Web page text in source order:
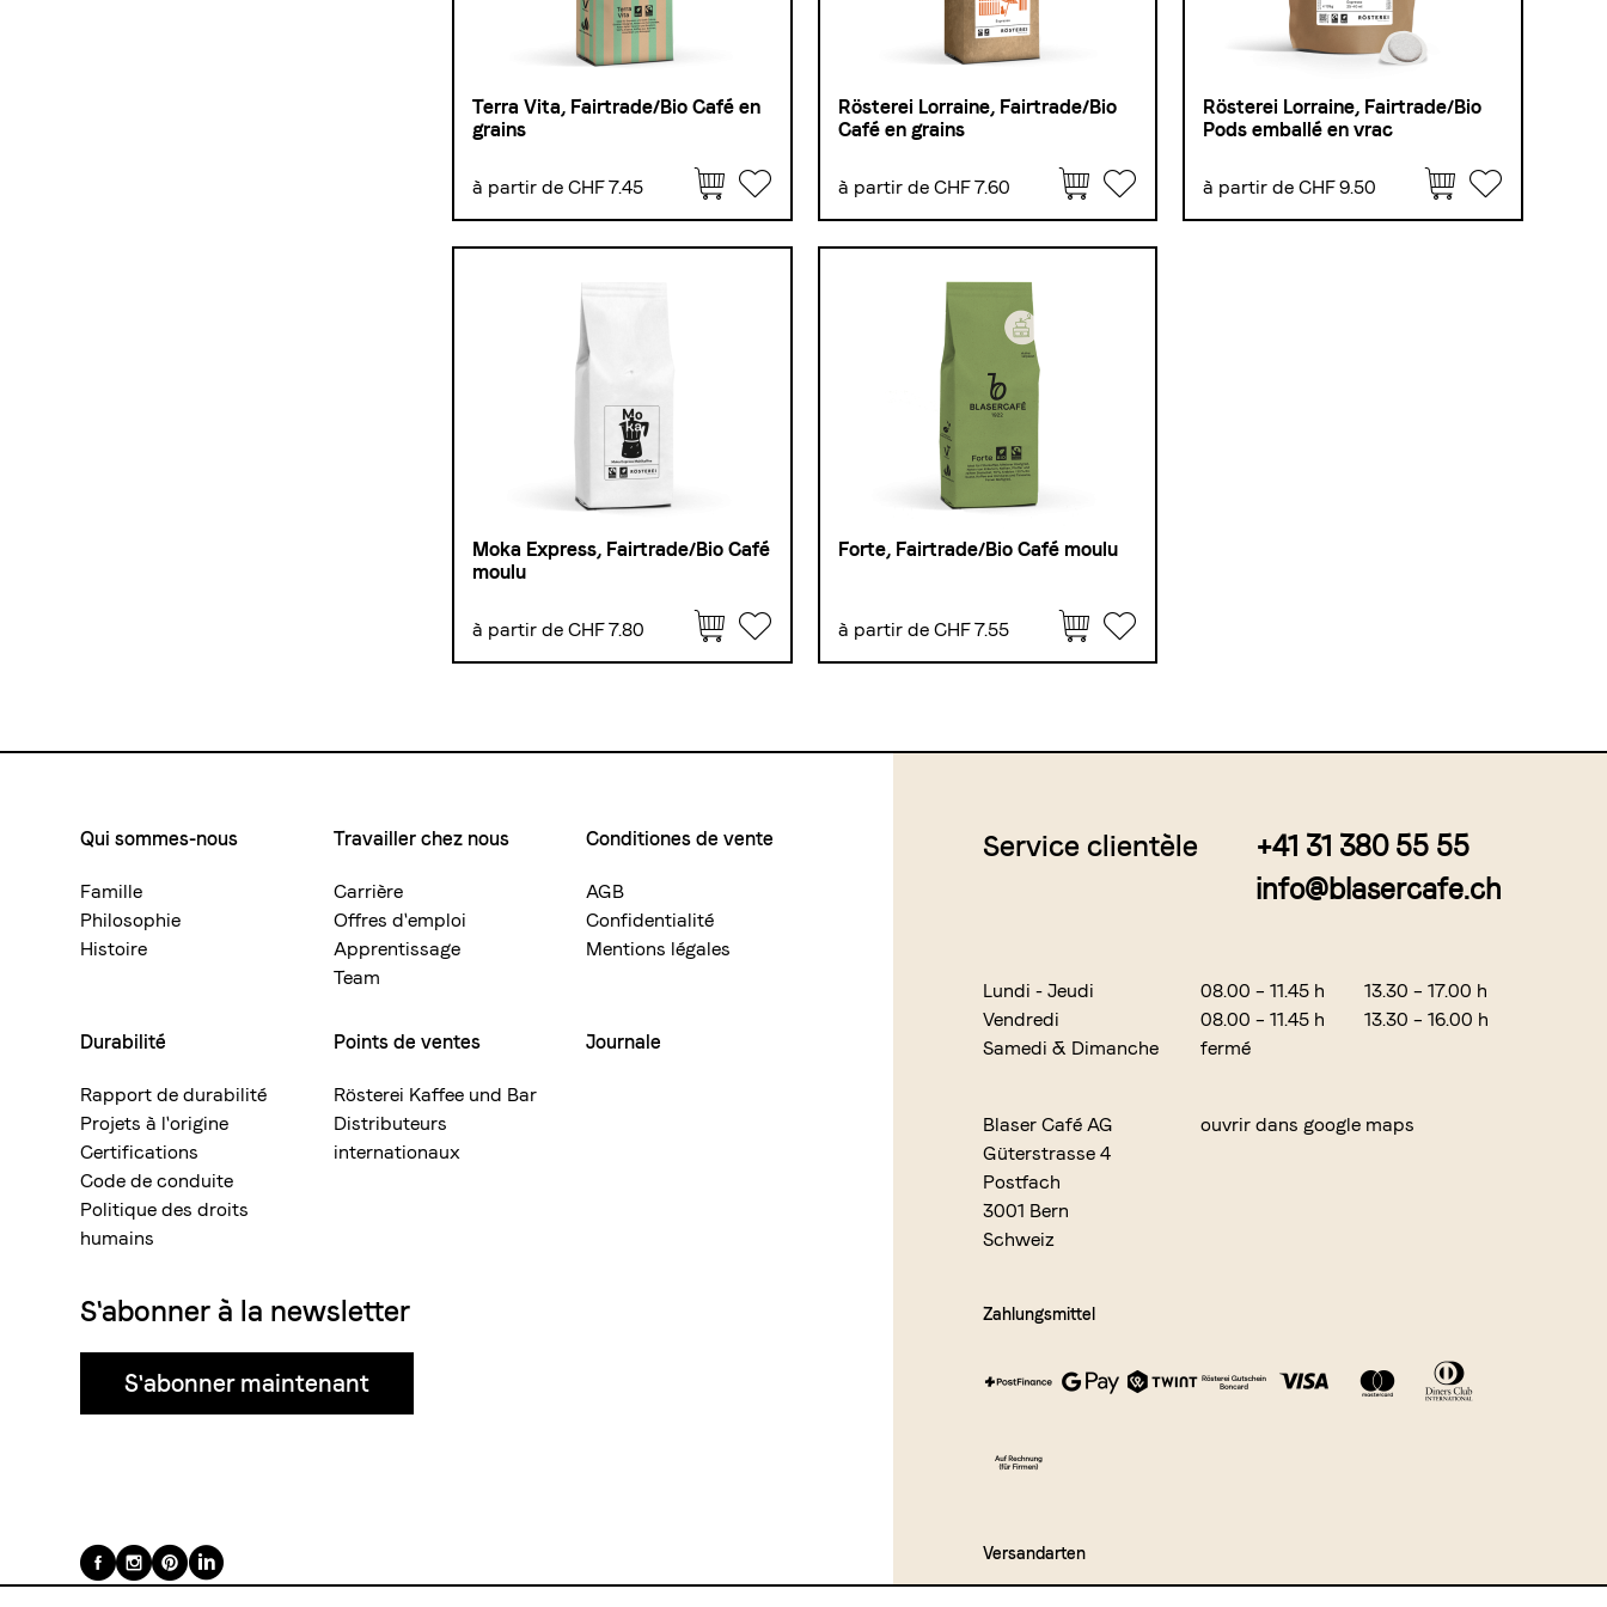
Terra Vita, Fairtrade/Bio Café en
grains
à partir de CHF 7.45
Rösterei Lorraine, Fairtrade/Bio
Café en grains
à partir de CHF 7.60
Rösterei Lorraine, Fairtrade/Bio
Pods emballé en vrac
à partir de CHF 9.50
Moka Express, Fairtrade/Bio Café
moulu
à partir de CHF 7.80
Forte, Fairtrade/Bio Café moulu
à partir de CHF 7.55
Footermenue-
neu
Qui sommes-nous
Famille
Philosophie
Histoire
Travailler chez nous
Carrière
Offres d'emploi
Apprentissage
Team
Conditiones de vente
AGB
Confidentialité
Mentions légales
Durabilité
Rapport de durabilité
Projets à l'origine
Certifications
Code de conduite
Politique des droits
humains
Points de ventes
Rösterei Kaffee und Bar
Distributeurs
internationaux
Journale
Service clientèle
+41 31 380 55 55
info@blasercafe.ch
Lundi - Jeudi 08.00 – 11.45 h
13.30 – 17.00 h
Vendredi
08.00 – 11.45 h
13.30 – 16.00 h
Samedi & Dimanche
fermé
Blaser Café AG
Güterstrasse 4
Postfach
3001 Bern
Schweiz
ouvrir dans google maps
S'abonner à la newsletter
S'abonner maintenant
Suivez-
nous
Versandarten
Zahlungsmittel